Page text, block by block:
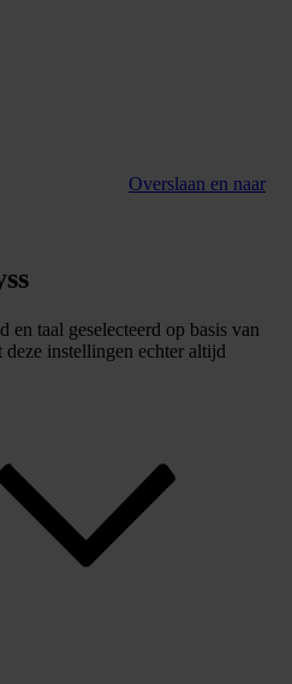
Overslaan en naar
en taal geselecteerd op basis van
instellingen echter altijd